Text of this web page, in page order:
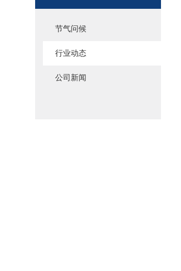
节气问候
行业动态
公司新闻